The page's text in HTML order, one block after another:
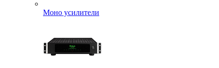
Моно усилители